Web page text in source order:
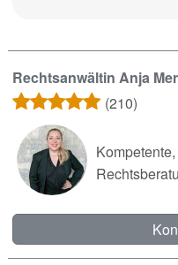
Rechtsanwältin Anja
(210)